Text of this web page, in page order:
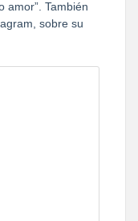
amor”. También
sobre su